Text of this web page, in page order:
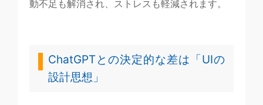
動不足も解消され、ストレスも軽減されます。
ChatGPTとの決定的な差は「UIの
設計思想」